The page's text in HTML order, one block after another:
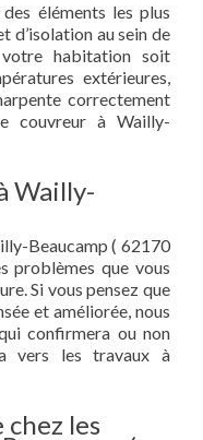
éléments les plus
d’isolation au sein de
habitation soit
extérieures,
correctement
couvreur à Wailly-
Wailly-
Beaucamp ( 62170
problèmes que vous
Si vous pensez que
et améliorée, nous
confirmera ou non
vers les travaux à
les